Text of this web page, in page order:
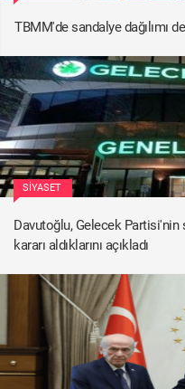
TBMM'de sandalye dağılımı
SIYASET
Davutoğlu, Gelecek
kararı aldıklarını açıkladı